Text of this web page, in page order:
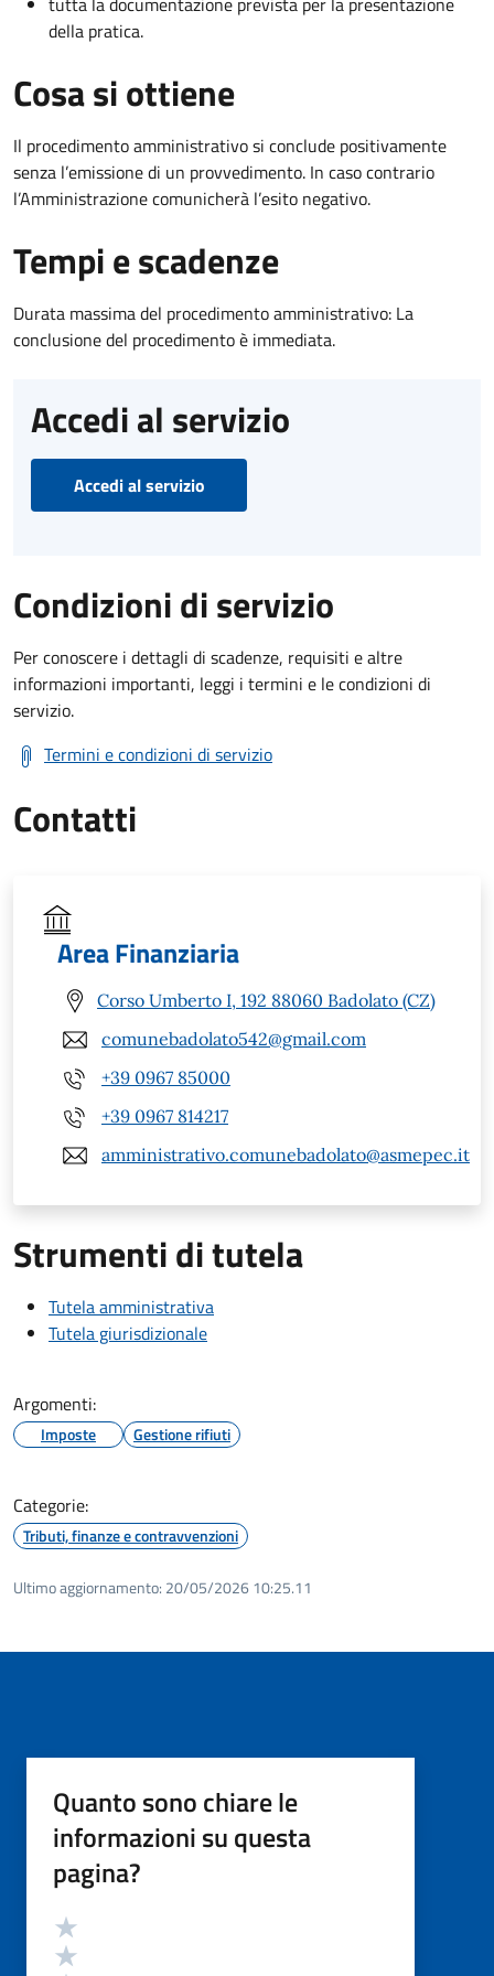
della pratica.
Cosa si ottiene
Il procedimento amministrativo si conclude positivamente
senza l’emissione di un provvedimento. In caso contrario
l’Amministrazione comunicherà l’esito negativo.
Tempi e scadenze
Durata massima del procedimento amministrativo: La
conclusione del procedimento è immediata.
Accedi al servizio
Accedi al servizio
Condizioni di servizio
Per conoscere i dettagli di scadenze, requisiti e altre
informazioni importanti, leggi i termini e le condizioni di
servizio.
Termini e condizioni di servizio
Contatti
Area Finanziaria
Corso Umberto I, 192 88060 Badolato (CZ)
comunebadolato542@gmail.com
+39 0967 85000
+39 0967 814217
amministrativo.comunebadolato@asmepec.it
Strumenti di tutela
Tutela amministrativa
Tutela giurisdizionale
Argomenti:
Imposte Gestione rifiuti
Categorie:
Tributi, finanze e contravvenzioni
Ultimo aggiornamento: 20/05/2026 10:25.11
Quanto sono chiare le
informazioni su questa
pagina?
Valutazione